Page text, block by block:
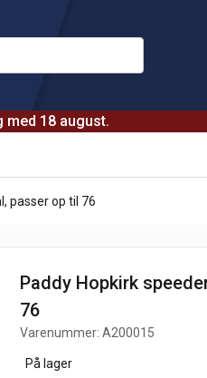
18 august.
passer op til 76
Paddy Hopkirk
76
Varenummer:A200015
På lager